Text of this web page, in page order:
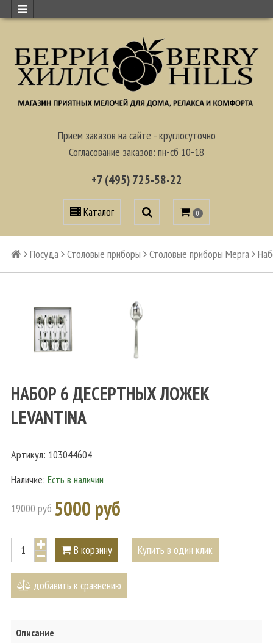
Прием заказов на сайте - круглосуточно
Согласование заказов: пн-сб 10-18
+7 (495) 725-58-22
Каталог 0
Посуда Столовые приборы Столовые приборы Mepra
НАБОР 6 ДЕСЕРТНЫХ ЛОЖЕК
LEVANTINA
Артикул: 103044604
Наличие: Есть в наличии
19000 руб5000 руб
В корзину Купить в один клик
добавить к сравнению
Описание